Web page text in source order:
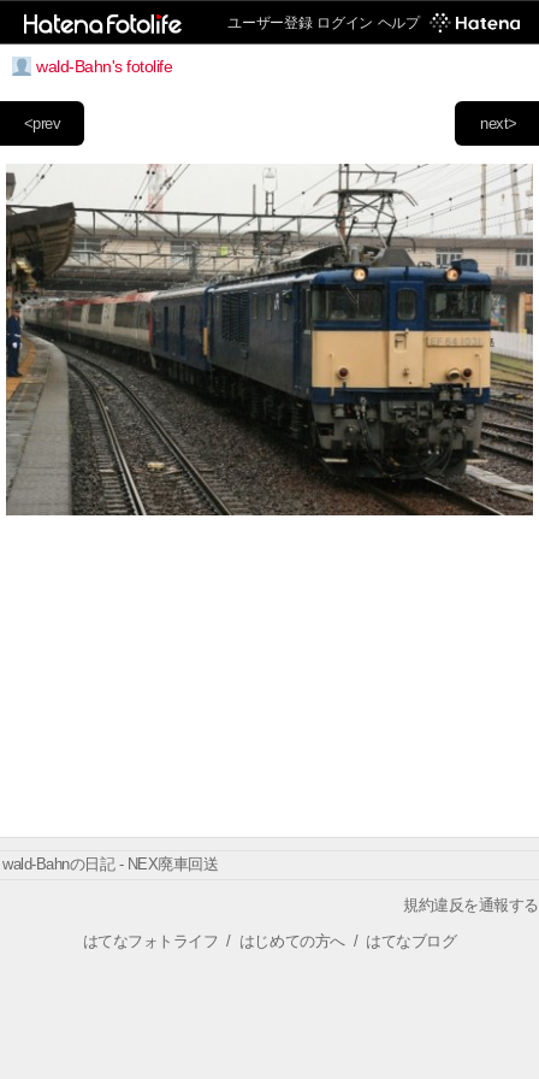
ユーザー登録 ログイン ヘルプ
wald-Bahn's fotolife
next>
<prev
wald-Bahnの日記 - NEX廃車回送
規約違反を通報する
はてなフォトライフ / はじめての方へ/ はてなブログ